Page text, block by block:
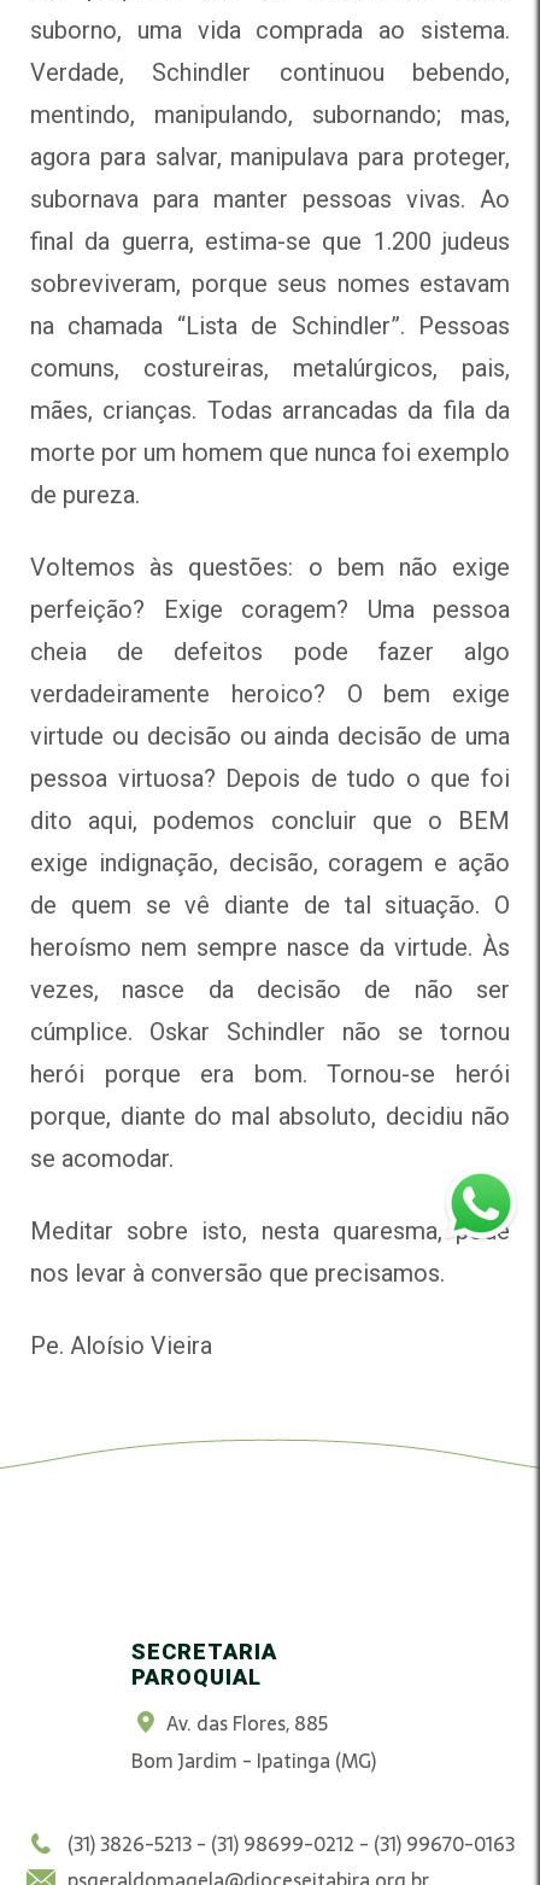
suborno, uma vida comprada ao sistema.
Verdade, Schindler continuou bebendo,
mentindo, manipulando, subornando; mas,
agora para salvar, manipulava para proteger,
subornava para manter pessoas vivas. Ao
final da guerra, estima-se que 1.200 judeus
sobreviveram, porque seus nomes estavam
na chamada “Lista de Schindler”. Pessoas
comuns, costureiras, metalúrgicos, pais,
mães, crianças. Todas arrancadas da fila da
morte por um homem que nunca foi exemplo
de pureza.
Voltemos às questões: o bem não exige
perfeição? Exige coragem? Uma pessoa
cheia de defeitos pode fazer algo
verdadeiramente heroico? O bem exige
virtude ou decisão ou ainda decisão de uma
pessoa virtuosa? Depois de tudo o que foi
dito aqui, podemos concluir que o BEM
exige indignação, decisão, coragem e ação
de quem se vê diante de tal situação. O
heroísmo nem sempre nasce da virtude. Às
vezes, nasce da decisão de não ser
cúmplice. Oskar Schindler não se tornou
herói porque era bom. Tornou-se herói
porque, diante do mal absoluto, decidiu não
se acomodar.
Meditar sobre isto, nesta quaresma, pode
nos levar à conversão que precisamos.
Pe. Aloísio Vieira
SECRETARIA
PAROQUIAL
Av. das Flores, 885
Bom Jardim - Ipatinga (MG)
(31) 3826-5213 - (31) 98699-0212 - (31) 99670-0163